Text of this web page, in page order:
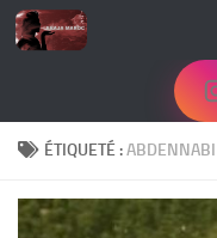
Skip to content
ÉTIQUETÉ :